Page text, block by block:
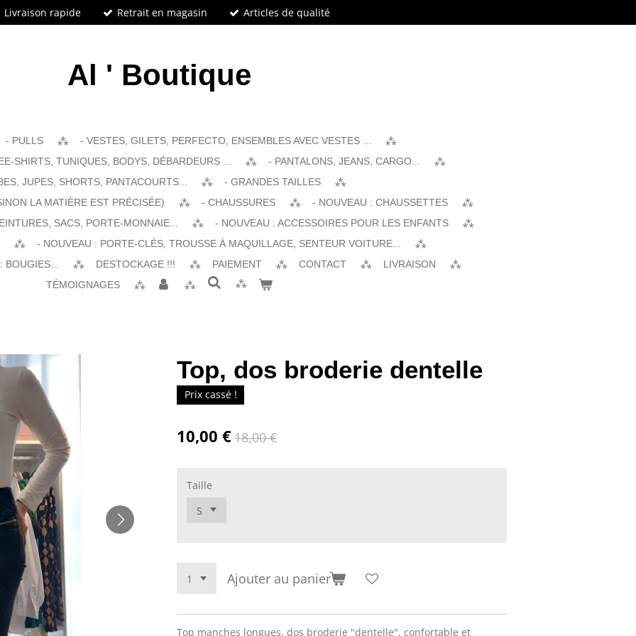
Livraison rapide Retrait en magasin Articles de qualité
Al ' Boutique
- PULLS
- VESTES, GILETS, PERFECTO, ENSEMBLES AVEC VESTES ...
SHIRTS, TUNIQUES, BODYS, DÉBARDEURS ...
- PANTALONS, JEANS, CARGO...
JUPES, SHORTS, PANTACOURTS...
- GRANDES TAILLES
LA MATIÈRE EST PRÉCISÉE)
- CHAUSSURES
- NOUVEAU : CHAUSSETTES
SACS, PORTE-MONNAIE...
- NOUVEAU : ACCESSOIRES POUR LES ENFANTS
- NOUVEAU : PORTE-CLÉS, TROUSSE À MAQUILLAGE, SENTEUR VOITURE...
DESTOCKAGE !!! PAIEMENT CONTACT
LIVRAISON
TÉMOIGNAGES
Top, dos broderie dentelle
Prix cassé !
10,00 €18,00 €
Taille
Ajouter au panier
Top manches longues, dos broderie "dentelle", confortable et